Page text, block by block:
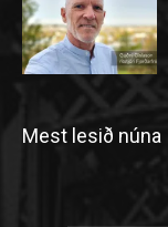
Mest lesið núna